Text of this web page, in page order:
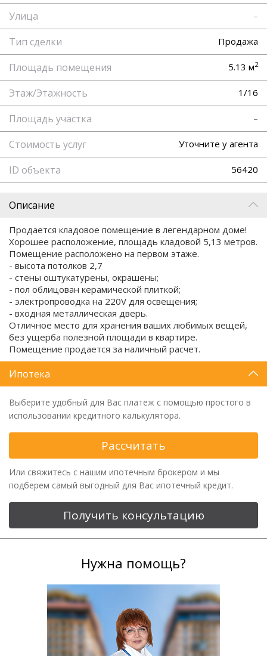
Улица –
Тип сделки Продажа
Площадь помещения 5.13 м2
Этаж/Этажность 1/16
Площадь участка –
Стоимость услуг Уточните у агента
ID объекта 56420
Описание
Продается кладовое помещение в легендарном доме!
Хорошее расположение, площадь кладовой 5,13 метров.
Помещение расположено на первом этаже.
- высота потолков 2,7
- стены оштукатурены, окрашены;
- пол облицован керамической плиткой;
- электропроводка на 220V для освещения;
- входная металлическая дверь.
Отличное место для хранения ваших любимых вещей,
без ущерба полезной площади в квартире.
Помещение продается за наличный расчет.
Ипотека
Выберите удобный для Вас платеж с помощью простого в
использовании кредитного калькулятора.
Рассчитать
Или свяжитесь с нашим ипотечным брокером и мы
подберем самый выгодный для Вас ипотечный кредит.
Получить консультацию
Нужна помощь?